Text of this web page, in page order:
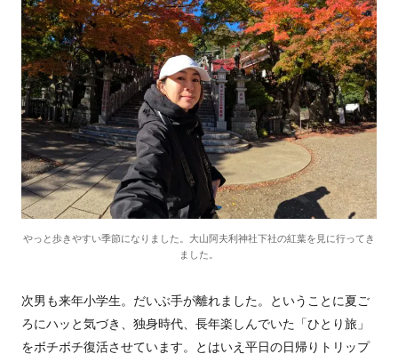
やっと歩きやすい季節になりました。大山阿夫利神社下社の紅葉を見に行ってき
ました。
次男も来年小学生。だいぶ手が離れました。ということに夏ご
ろにハッと気づき、独身時代、長年楽しんでいた「ひとり旅」
をボチボチ復活させています。とはいえ平日の日帰りトリップ